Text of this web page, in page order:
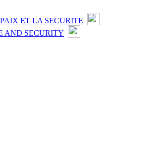
ET LA SECURITE
AND SECURITY